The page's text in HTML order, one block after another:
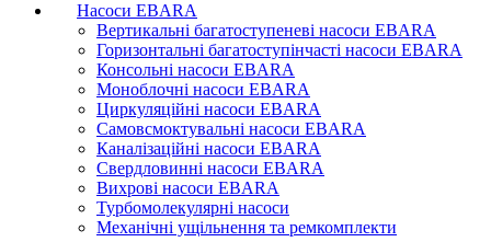
Насоси EBARA
Вертикальні багатоступеневі насоси EBARA
Горизонтальні багатоступінчасті насоси EBARA
Консольні насоси EBARA
Моноблочні насоси EBARA
Циркуляційні насоси EBARA
Самовсмоктувальні насоси EBARA
Каналізаційні насоси EBARA
Свердловинні насоси EBARA
Вихрові насоси EBARA
Турбомолекулярні насоси
Механічні ущільнення та ремкомплекти